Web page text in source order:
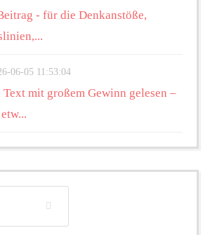
- für die Denkanstöße,
06-05 11:53:04
Text mit großem Gewinn gelesen –